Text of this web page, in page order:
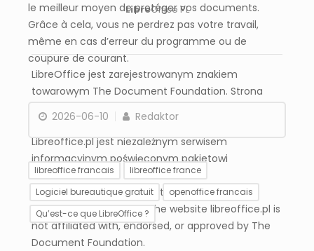
le meilleur moyen de protéger vos documents.
Grâce à cela, vous ne perdrez pas votre travail,
même en cas d’erreur du programme ou de
coupure de courant.
2026-06-10 Redaktor
libreoffice francais
libreoffice france
Logiciel bureautique gratuit
openoffice francais
Qu’est-ce que LibreOffice ?
LibreOffice PL
LibreOffice jest zarejestrowanym znakiem
towarowym The Document Foundation. Strona
zatwierdzona przez The Document Foundation.
Libreoffice.pl jest niezależnym serwisem
informacyjnym poświęconym pakietowi
LibreOffice.
LibreOffice is a registered trademark of The
Document Foundation. The website libreoffice.pl is
not affiliated with, endorsed, or approved by The
Document Foundation.